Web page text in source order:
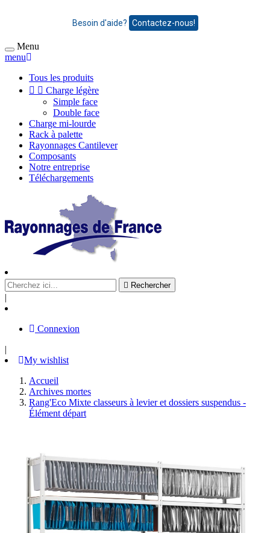
Besoin d'aide? Contactez-nous!
Menu
menu
Tous les produits
  Charge légère
Simple face
Double face
Charge mi-lourde
Rack à palette
Rayonnages Cantilever
Composants
Notre entreprise
Téléchargements
 Rechercher
|
Connexion
|
My wishlist
Accueil
Archives mortes
Rang'Eco Mixte classeurs à levier et dossiers suspendus -
Élément départ